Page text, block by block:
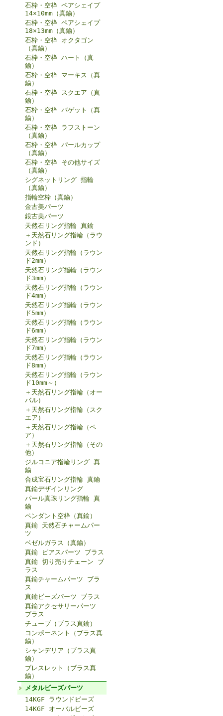
石枠・空枠 ペアシェイプ
14×10mm（真鍮）
石枠・空枠 ペアシェイプ
18×13mm（真鍮）
石枠・空枠 オクタゴン
（真鍮）
石枠・空枠 ハート（真
鍮）
石枠・空枠 マーキス（真
鍮）
石枠・空枠 スクエア（真
鍮）
石枠・空枠 バゲット（真
鍮）
石枠・空枠 ラフストーン
（真鍮）
石枠・空枠 パールカップ
（真鍮）
石枠・空枠 その他サイズ
（真鍮）
シグネットリング 指輪
（真鍮）
指輪空枠（真鍮）
金古美パーツ
銀古美パーツ
天然石リング指輪 真鍮
＋天然石リング指輪（ラウ
ンド）
天然石リング指輪（ラウン
ド2mm）
天然石リング指輪（ラウン
ド3mm）
天然石リング指輪（ラウン
ド4mm）
天然石リング指輪（ラウン
ド5mm）
天然石リング指輪（ラウン
ド6mm）
天然石リング指輪（ラウン
ド7mm）
天然石リング指輪（ラウン
ド8mm）
天然石リング指輪（ラウン
ド10mm～）
＋天然石リング指輪（オー
バル）
＋天然石リング指輪（スク
エア）
＋天然石リング指輪（ペ
ア）
＋天然石リング指輪（その
他）
ジルコニア指輪リング 真
鍮
合成宝石リング指輪 真鍮
真鍮デザインリング
パール真珠リング指輪 真
鍮
ペンダント空枠（真鍮）
真鍮 天然石チャームパー
ツ
ベゼルガラス（真鍮）
真鍮 ピアスパーツ ブラス
真鍮 切り売りチェーン ブ
ラス
真鍮チャームパーツ ブラ
ス
真鍮ビーズパーツ ブラス
真鍮アクセサリーパーツ
ブラス
チューブ（ブラス真鍮）
コンポーネント（ブラス真
鍮）
シャンデリア（ブラス真
鍮）
ブレスレット（ブラス真
鍮）
メタルビーズパーツ
14KGF ラウンドビーズ
14KGF オーバルビーズ